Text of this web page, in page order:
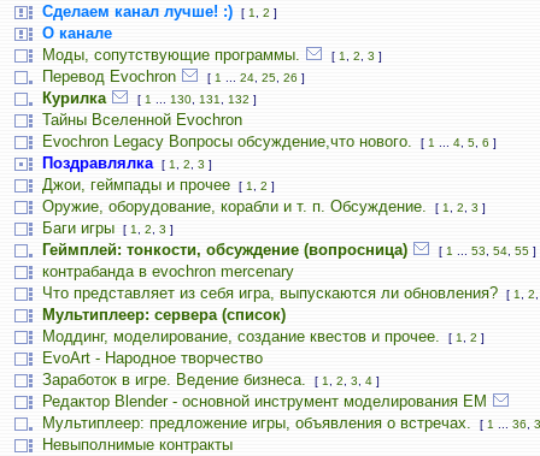
Сделаем канал лучше! :) [ 1 2 ]
О канале
Моды, сопутствующие программы.
[ 1 2 3 ]
Перевод Evochron [ 1 24 25 26 ]
Курилка [ 1 130 131 132 ]
Тайны Вселенной Evochron
Evochron Legacy Вопросы обсуждение,что нового.
[ 1 4 5 6 ]
Поздравлялка [ 1 2 3 ]
Джои, геймпады и прочее [ 1 2 ]
Оружие, оборудование, корабли и т. п. Обсуждение. [ 1 2 3 ]
Баги игры [ 1 2 3 ]
Геймплей: тонкости, обсуждение (вопросница) [ 1 53 54 55 ]
контрабанда в evochron mercenary
Что представляет из себя игра, выпускаются ли обновления?
[ 1 2
Мультиплеер: сервера (список)
Моддинг, моделирование, создание квестов и прочее.
[ 1 2 ]
EvoArt - Народное творчество
Заработок в игре. Ведение бизнеса.
[ 1 2 3 4 ]
Редактор Blender - основной инструмент моделирования ЕМ
Мультиплеер: предложение игры, объявления о встречах.
[ 1 36
Невыполнимые контракты